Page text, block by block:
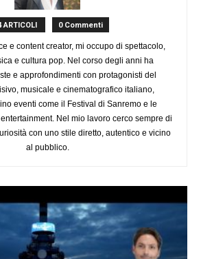
ARTICOLI 0 Commenti
e content creator, mi occupo di spettacolo,
e cultura pop. Nel corso degli anni ha
e approfondimenti con protagonisti del
musicale e cinematografico italiano,
eventi come il Festival di Sanremo e le
Nel mio lavoro cerco sempre di
con uno stile diretto, autentico e vicino
al pubblico.